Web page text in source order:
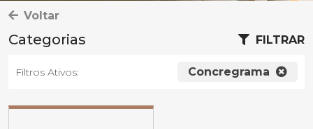
Voltar
Categorias FILTRAR
Filtros Ativos: Concregrama